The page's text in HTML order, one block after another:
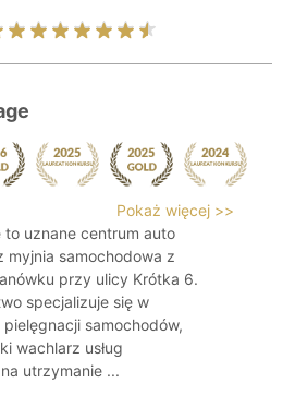
Pokaż więcej >>
to uznane centrum auto
myjnia samochodowa z
przy ulicy Krótka 6.
specjalizuje się w
samochodów,
wachlarz usług
utrzymanie ...